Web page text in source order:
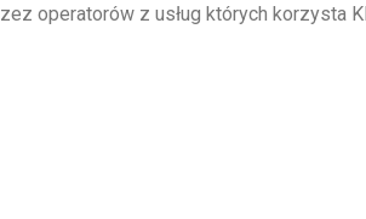
operatorów z usług których korzysta